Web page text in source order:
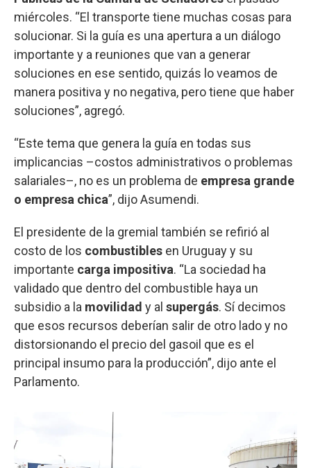
miércoles. “El transporte tiene muchas cosas para
solucionar. Si la guía es una apertura a un diálogo
importante y a reuniones que van a generar
soluciones en ese sentido, quizás lo veamos de
manera positiva y no negativa, pero tiene que haber
soluciones”, agregó.
“Este tema que genera la guía en todas sus
implicancias –costos administrativos o problemas
salariales–, no es un problema de empresa grande
o empresa chica”, dijo Asumendi.
El presidente de la gremial también se refirió al
costo de los combustibles en Uruguay y su
importante carga impositiva. “La sociedad ha
validado que dentro del combustible haya un
subsidio a la movilidad y al supergás. Sí decimos
que esos recursos deberían salir de otro lado y no
distorsionando el precio del gasoil que es el
principal insumo para la producción”, dijo ante el
Parlamento.